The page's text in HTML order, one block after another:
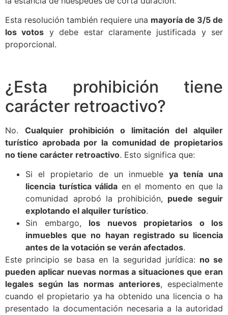
Esta resolución también requiere una mayoría de 3/5 de
los votos y debe estar claramente justificada y ser
proporcional.
¿Esta prohibición tiene
carácter retroactivo?
No. Cualquier prohibición o limitación del alquiler
turístico aprobada por la comunidad de propietarios
no tiene carácter retroactivo. Esto significa que:
Si el propietario de un inmueble ya tenía una
licencia turística válida en el momento en que la
comunidad aprobó la prohibición, puede seguir
explotando el alquiler turístico.
Sin embargo, los nuevos propietarios o los
inmuebles que no hayan registrado su licencia
antes de la votación se verán afectados.
Este principio se basa en la seguridad jurídica: no se
pueden aplicar nuevas normas a situaciones que eran
legales según las normas anteriores, especialmente
cuando el propietario ya ha obtenido una licencia o ha
presentado la documentación necesaria a la autoridad